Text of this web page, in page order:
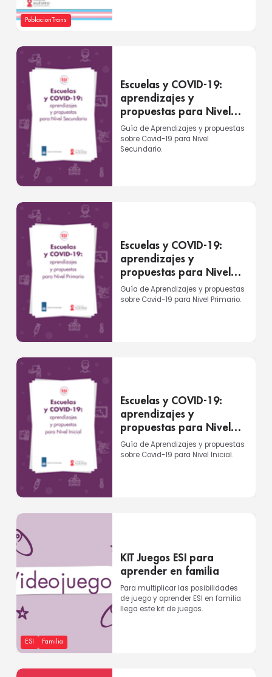
PoblacionTrans
Escuelas y COVID-19:
aprendizajes y
propuestas para Nivel
Secundario
Guía de Aprendizajes y propuestas
sobre Covid-19 para Nivel
Secundario.
Escuelas y COVID-19:
aprendizajes y
propuestas para Nivel
Primario
Guía de Aprendizajes y propuestas
sobre Covid-19 para Nivel Primario.
Escuelas y COVID-19:
aprendizajes y
propuestas para Nivel
Inicial
Guía de Aprendizajes y propuestas
sobre Covid-19 para Nivel Inicial.
ESI Familia
KIT Juegos ESI para
aprender en familia
Para multiplicar las posibilidades
de juego y aprender ESI en familia
llega este kit de juegos.